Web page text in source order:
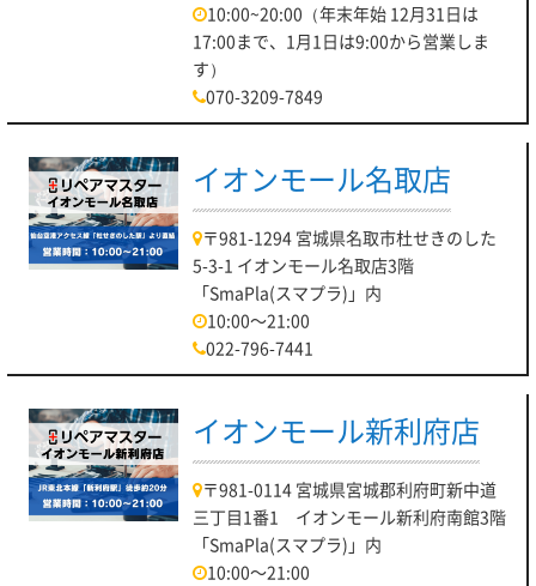
10:00~20:00（年末年始 12月31日は
17:00まで、1月1日は9:00から営業しま
す）
070-3209-7849
イオンモール名取店
〒981-1294 宮城県名取市杜せきのした
5-3-1 イオンモール名取店3階
「SmaPla(スマプラ)」内
10:00～21:00
022-796-7441
イオンモール新利府店
〒981-0114 宮城県宮城郡利府町新中道
三丁目1番1 イオンモール新利府南館3階
「SmaPla(スマプラ)」内
10:00～21:00